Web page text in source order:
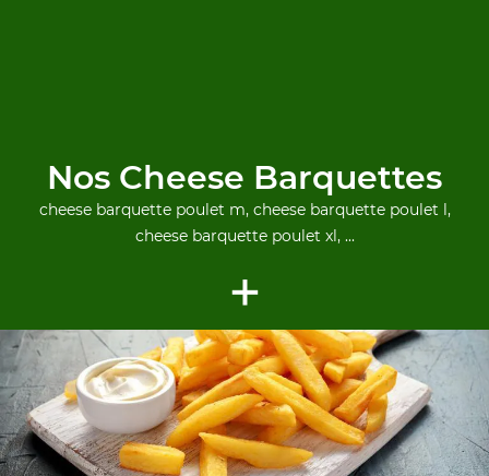
Nos Cheese Barquettes
cheese barquette poulet m, cheese barquette poulet l,
cheese barquette poulet xl, ...
+